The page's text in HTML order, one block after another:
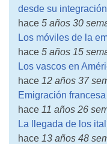
desde su integración
hace 5 años 30
Los móviles de la
hace 5 años 15
Los vascos en
hace 12 años 37
Emigración
hace 11 años 26
La llegada de los
hace 13 años 48